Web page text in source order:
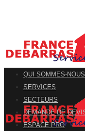
QUI SOMMES-NOUS
SERVICES
SECTEURS
DEMANDE DE
ESPACE PRO